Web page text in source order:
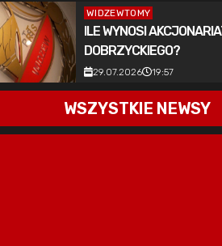
WIDZEWTOMY
ILE WYNOSI
DOBRZYCKIEGO?
29.07.2026 19:57
WSZYSTKIE NEWSY